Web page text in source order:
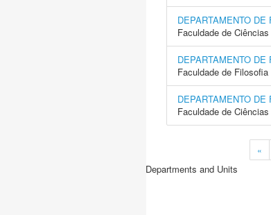
DEPARTAMENTO
Faculdade de
DEPARTAMENTO DE
Faculdade de
DEPARTAMENTO DE
Faculdade de
«
Departments and Units